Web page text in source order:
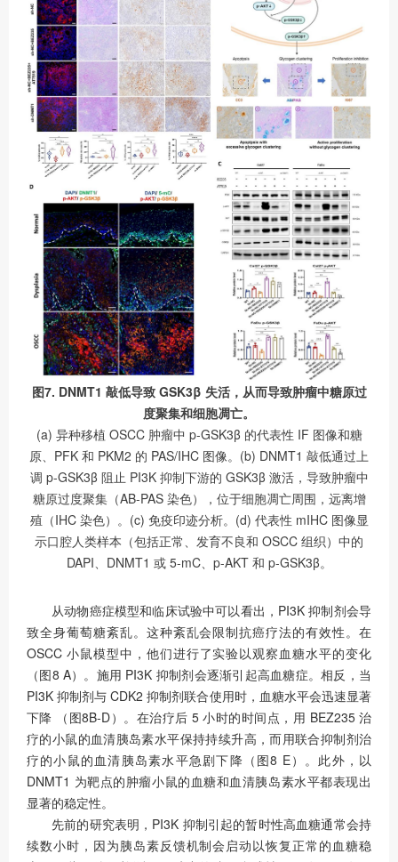
图7. DNMT1 敲低导致 GSK3β 失活，从而导致肿瘤中糖原过
度聚集和细胞凋亡。
(a) 异种移植 OSCC 肿瘤中 p-GSK3β 的代表性 IF 图像和糖
原、PFK 和 PKM2 的 PAS/IHC 图像。(b) DNMT1 敲低通过上
调 p-GSK3β 阻止 PI3K 抑制下游的 GSK3β 激活，导致肿瘤中
糖原过度聚集（AB-PAS 染色），位于细胞凋亡周围，远离增
殖（IHC 染色）。(c) 免疫印迹分析。(d) 代表性 mIHC 图像显
示口腔人类样本（包括正常、发育不良和 OSCC 组织）中的
DAPI、DNMT1 或 5-mC、p-AKT 和 p-GSK3β。
从动物癌症模型和临床试验中可以看出，PI3K 抑制剂会导
致全身葡萄糖紊乱。这种紊乱会限制抗癌疗法的有效性。在
OSCC 小鼠模型中，他们进行了实验以观察血糖水平的变化
（图8 A）。施用 PI3K 抑制剂会逐渐引起高血糖症。相反，当
PI3K 抑制剂与 CDK2 抑制剂联合使用时，血糖水平会迅速显著
下降 （图8B-D）。在治疗后 5 小时的时间点，用 BEZ235 治
疗的小鼠的血清胰岛素水平保持持续升高，而用联合抑制剂治
疗的小鼠的血清胰岛素水平急剧下降（图8 E）。此外，以
DNMT1 为靶点的肿瘤小鼠的血糖和血清胰岛素水平都表现出
显著的稳定性。
先前的研究表明，PI3K 抑制引起的暂时性高血糖通常会持
续数小时，因为胰岛素反馈机制会启动以恢复正常的血糖稳